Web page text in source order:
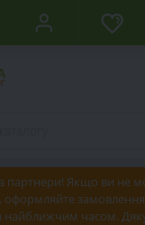
партнери! Якщо ви не
оформляйте
найближчим часом.